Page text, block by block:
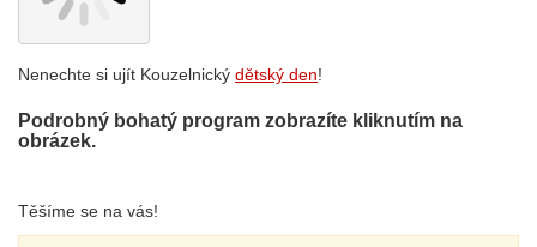
Nenechte si ujít Kouzelnický dětský den!
Podrobný bohatý program zobrazíte kliknutím na
obrázek.
Těšíme se na vás!